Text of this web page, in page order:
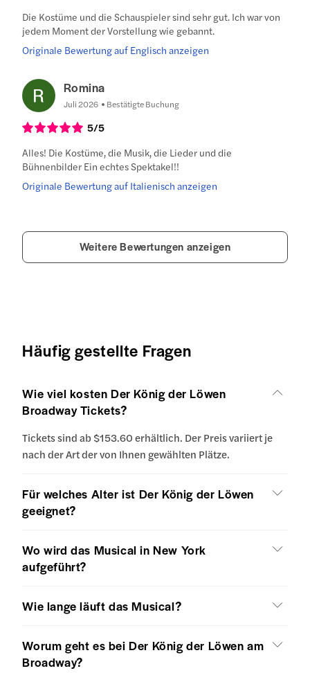
Die Kostüme und die Schauspieler sind sehr gut. Ich war von
jedem Moment der Vorstellung wie gebannt.
Originale Bewertung auf Englisch anzeigen
Romina
Juli 2026 Bestätigte Buchung
5/5
Alles! Die Kostüme, die Musik, die Lieder und die
Bühnenbilder Ein echtes Spektakel!!
Originale Bewertung auf Italienisch anzeigen
Weitere Bewertungen anzeigen
Häufig gestellte Fragen
Wie viel kosten Der König der Löwen
Broadway Tickets?
Tickets sind ab $153.60 erhältlich. Der Preis variiert je
nach der Art der von Ihnen gewählten Plätze.
Für welches Alter ist Der König der Löwen
geeignet?
Wo wird das Musical in New York
aufgeführt?
Wie lange läuft das Musical?
Worum geht es bei Der König der Löwen am
Broadway?